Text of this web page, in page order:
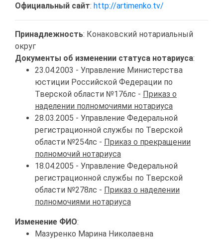
Официальный сайт: http://artimenko.tv/
Принадлежность: Конаковский нотариальный
округ
Документы об изменении статуса нотариуса:
23.04.2003 - Управление Министерства
юстиции Российской Федерации по
Тверской области №176лс - Приказ о
наделении полномочиями нотариуса
28.03.2005 - Управление Федеральной
регистрационной службы по Тверской
области №254лс - Приказ о прекращении
полномочий нотариуса
18.04.2005 - Управление Федеральной
регистрационной службы по Тверской
области №278лс - Приказ о наделении
полномочиями нотариуса
Изменение ФИО:
Мазуренко Марина Николаевна